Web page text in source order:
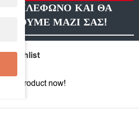
ΤΗΛΕΦΩΝΟ ΚΑΙ ΘΑ
ΜΑΖΙ ΣΑΣ!
wishlist
this product now!